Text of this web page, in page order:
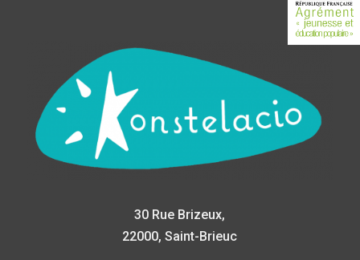
30 Rue Brizeux,
22000, Saint-Brieuc